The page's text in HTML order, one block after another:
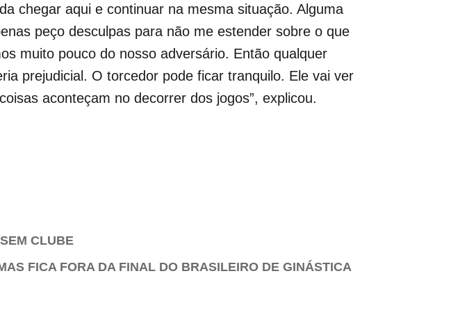
chegar aqui e continuar na mesma situação. Alguma
peço desculpas para não me estender sobre o que
muito pouco do nosso adversário. Então qualquer
prejudicial. O torcedor pode ficar tranquilo. Ele vai ver
aconteçam no decorrer dos jogos”, explicou.
CLUBE
FICA FORA DA FINAL DO BRASILEIRO DE GINÁSTICA